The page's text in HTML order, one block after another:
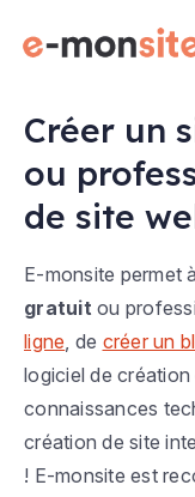
Créer un
ou
de site
E-monsite permet
gratuit ou
ligne , de créer un
logiciel de
connaissances
création de site
! E-monsite est